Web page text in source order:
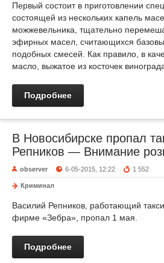
Первый состоит в приготовлении
состоящей из нескольких капель
можжевельника, тщательно
эфирных масел, считающихся
подобных смесей. Как правило, в
масло, выжатое из косточек
Подробнее
В Новосибирске пропал
Репников — Внимание
observer 6-05-2015, 12:22 1 552
Криминал
Василий Репников, работающий
фирме «Зебра», пропал 1 мая.
Подробнее